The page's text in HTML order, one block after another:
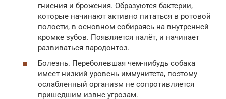
гниения и брожения. Образуются бактерии,
которые начинают активно питаться в ротовой
полости, в основном собираясь на внутренней
кромке зубов. Появляется налёт, и начинает
развиваться пародонтоз.
Болезнь. Переболевшая чем-нибудь собака
имеет низкий уровень иммунитета, поэтому
ослабленный организм не сопротивляется
пришедшим извне угрозам.